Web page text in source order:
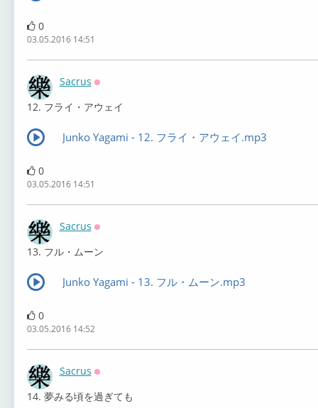
0
03.05.2016 14:51
Sacrus
12. フライ・アウェイ
Junko Yagami - 12. フライ・アウェイ.mp3
0
03.05.2016 14:51
Sacrus
13. フル・ムーン
Junko Yagami - 13. フル・ムーン.mp3
0
03.05.2016 14:52
Sacrus
14. 夢みる頃を過ぎても